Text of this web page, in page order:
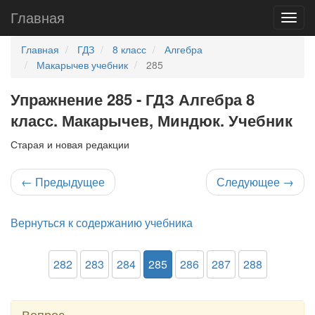
Главная
Главная ГДЗ 8 класс
Алгебра
Макарычев учебник
285
Упражнение 285 - ГДЗ Алгебра 8
класс. Макарычев, Миндюк. Учебник
Старая и новая редакции
← Предыдущее Следующее →
Вернуться к содержанию учебника
282 283 284 285 286 287 288